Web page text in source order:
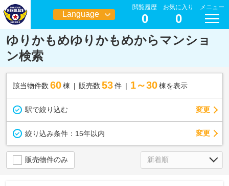
Language
日本語
閲覧履歴
0
お気に入り
0
メニュー
ゆりかもめゆりかもめからマンショ
ン検索
該当物件数 60棟 販売数 53 件 1～30 棟を表示
駅で絞り込む 変更
絞り込み条件： 15年以内 変更
販売物件のみ